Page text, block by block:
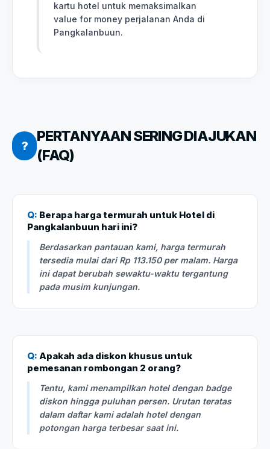
kartu hotel untuk memaksimalkan
value for money perjalanan Anda di
Pangkalanbuun.
?
PERTANYAAN SERING DIAJUKAN
(FAQ)
Q: Berapa harga termurah untuk Hotel di
Pangkalanbuun hari ini?
Berdasarkan pantauan kami, harga termurah
tersedia mulai dari Rp 113.150 per malam. Harga
ini dapat berubah sewaktu-waktu tergantung
pada musim kunjungan.
Q: Apakah ada diskon khusus untuk
pemesanan rombongan 2 orang?
Tentu, kami menampilkan hotel dengan badge
diskon hingga puluhan persen. Urutan teratas
dalam daftar kami adalah hotel dengan
potongan harga terbesar saat ini.